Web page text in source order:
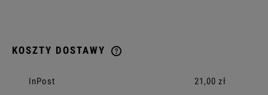
KOSZTY DOSTAWY
InPost 21,00 zł